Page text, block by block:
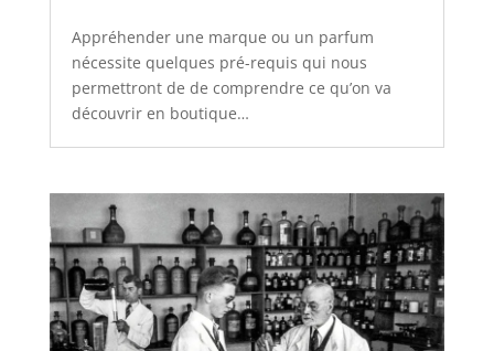
Appréhender une marque ou un parfum
nécessite quelques pré-requis qui nous
permettront de de comprendre ce qu’on va
découvrir en boutique…